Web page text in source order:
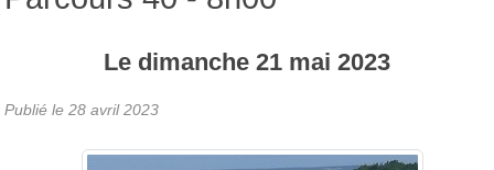
Le dimanche 21 mai 2023
Publié le 28 avril 2023